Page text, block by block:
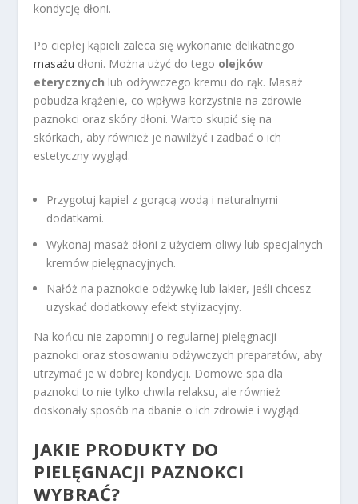
kondycję dłoni.
Po ciepłej kąpieli zaleca się wykonanie delikatnego
masażu dłoni. Można użyć do tego olejków
eterycznych lub odżywczego kremu do rąk. Masaż
pobudza krążenie, co wpływa korzystnie na zdrowie
paznokci oraz skóry dłoni. Warto skupić się na
skórkach, aby również je nawilżyć i zadbać o ich
estetyczny wygląd.
Przygotuj kąpiel z gorącą wodą i naturalnymi
dodatkami.
Wykonaj masaż dłoni z użyciem oliwy lub specjalnych
kremów pielęgnacyjnych.
Nałóż na paznokcie odżywkę lub lakier, jeśli chcesz
uzyskać dodatkowy efekt stylizacyjny.
Na końcu nie zapomnij o regularnej pielęgnacji
paznokci oraz stosowaniu odżywczych preparatów, aby
utrzymać je w dobrej kondycji. Domowe spa dla
paznokci to nie tylko chwila relaksu, ale również
doskonały sposób na dbanie o ich zdrowie i wygląd.
JAKIE PRODUKTY DO
PIELĘGNACJI PAZNOKCI
WYBRAĆ?